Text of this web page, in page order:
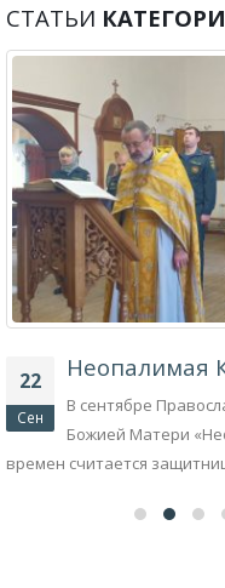
СТАТЬИ
22
Сен
Неопалимая
В сентябре
Божией Матери
времен считается